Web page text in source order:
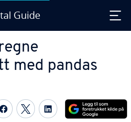
Guide
med pandas
Share on Facebook
Share on Twitter
Share on